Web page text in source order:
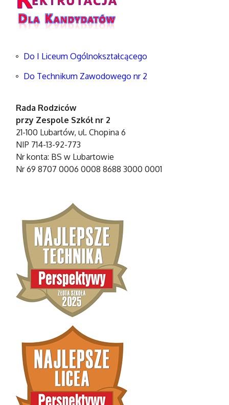
Do I Liceum Ogólnokształcącego
Do Technikum Zawodowego nr 2
Rada Rodziców
przy Zespole Szkół nr 2
21-100 Lubartów, ul. Chopina 6
NIP 714-13-92-773
Nr konta: BS w Lubartowie
Nr 69 8707 0006 0008 8688 3000 0001